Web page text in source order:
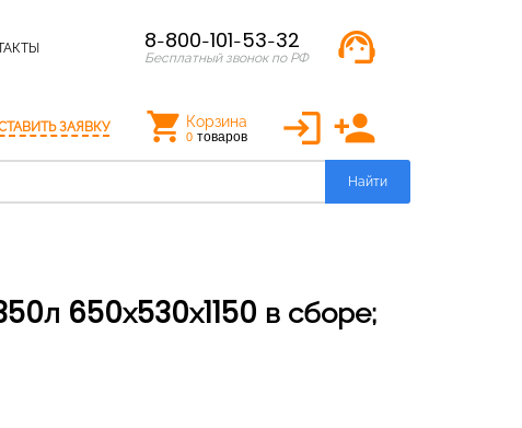
8-800-101-53-32
Бесплатный звонок по РФ support_agent
ЗАЯВКУ Корзина
0 товаров login person_add
Найти